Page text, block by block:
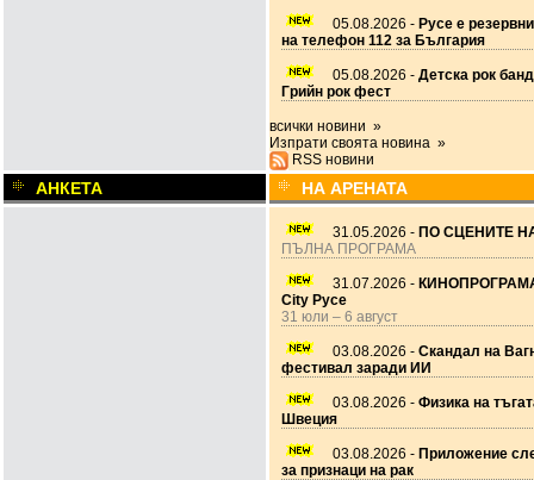
05.08.2026 - Русе е
на телефон 112 за България
05.08.2026 - Детска рок
Грийн рок фест
всички новини »
Изпрати своята новина »
RSS новини
АНКЕТА НА АРЕНАТА
31.05.2026 - ПО СЦЕНИТЕ
ПЪЛНА ПРОГРАМА
31.07.2026 -
City Русе
31 юли – 6 август
03.08.2026 - Скандал на
фестивал заради ИИ
03.08.2026 - Физика на
Швеция
03.08.2026 - Приложение
за признаци на рак